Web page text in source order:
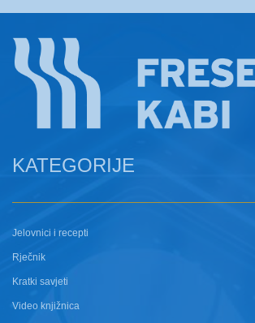
KATEGORIJE
Jelovnici i recepti
Rječnik
Kratki savjeti
Video knjižnica